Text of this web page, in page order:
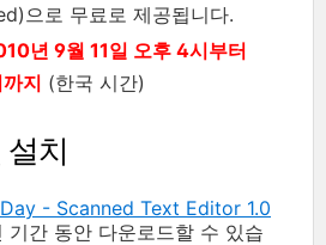
으로 무료로 제공됩니다.
년 9월 11일 오후 4시부터
지 (한국 시간)
치
- Scanned Text Editor 1.0
기간 동안 다운로드할 수 있습